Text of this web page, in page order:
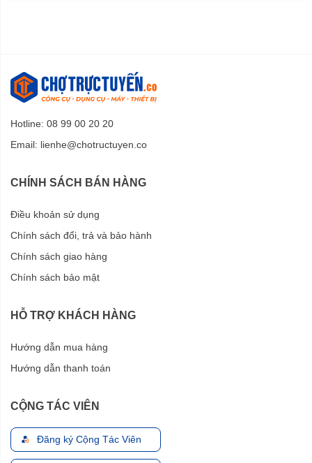
Hotline: 08 99 00 20 20
Email: lienhe@chotructuyen.co
CHÍNH SÁCH BÁN HÀNG
Điều khoản sử dụng
Chính sách đổi, trả và bảo hành
Chính sách giao hàng
Chính sách bảo mật
HỖ TRỢ KHÁCH HÀNG
Hướng dẫn mua hàng
Hướng dẫn thanh toán
CỘNG TÁC VIÊN
Đăng ký Cộng Tác Viên